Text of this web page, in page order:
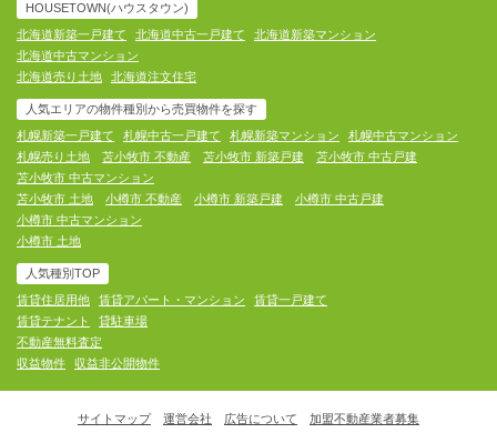
HOUSETOWN(ハウスタウン)
北海道新築一戸建て
北海道中古一戸建て
北海道新築マンション
北海道中古マンション
北海道売り土地
北海道注文住宅
人気エリアの物件種別から売買物件を探す
札幌新築一戸建て
札幌中古一戸建て 札幌新築マンション
札幌中古マンション
札幌売り土地
苫小牧市 不動産 苫小牧市 新築戸建
苫小牧市 中古戸建
苫小牧市 中古マンション
苫小牧市 土地
小樽市 不動産 小樽市 新築戸建
小樽市 中古戸建
小樽市 中古マンション
小樽市 土地
人気種別TOP
賃貸住居用他
賃貸アパート・マンション
賃貸一戸建て
賃貸テナント
貸駐車場
不動産無料査定
収益物件
収益非公開物件
サイトマップ 運営会社 広告について 加盟不動産業者募集